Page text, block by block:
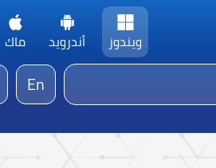
ويندوز أندرويد ماك
En